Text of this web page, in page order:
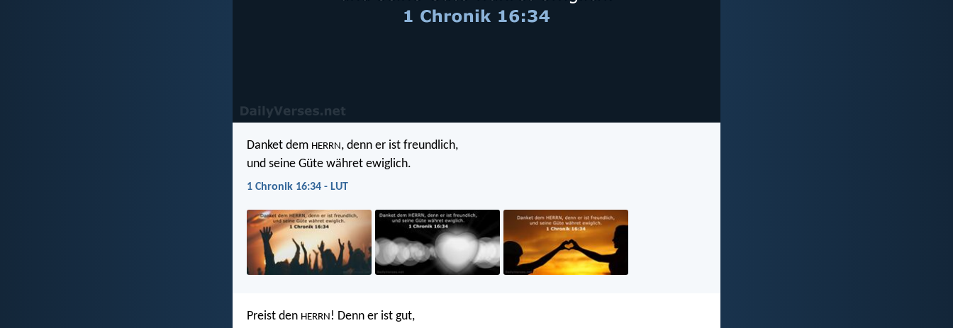
Danket dem HERRN, denn er ist freundlich,
und seine Güte währet ewiglich.
1 Chronik 16:34 - LUT
Preist den HERRN ! Denn er ist gut,